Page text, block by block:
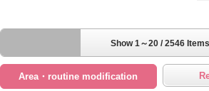
Show 1～20 / 2546 Items
Area・routine modification